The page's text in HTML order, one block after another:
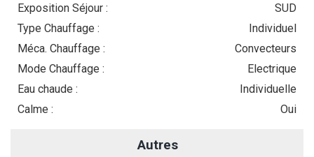
Exposition Séjour :
SUD
Type Chauffage :
Individuel
Méca. Chauffage :
Convecteurs
Mode Chauffage :
Electrique
Eau chaude :
Individuelle
Calme :
Oui
Autres